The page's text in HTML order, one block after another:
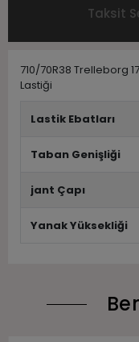
Taksit
710/70R38 Trelleborg
Lastiği
Lastik Ebatları
Taban Genişliği
jant Çapı
Yanak Yüksekliği